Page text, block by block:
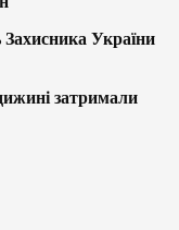
України
затримали